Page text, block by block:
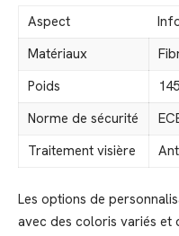
Aspect
Matériaux
Poids
Norme de sécurité
Traitement visière
Les options de
avec des coloris variés et